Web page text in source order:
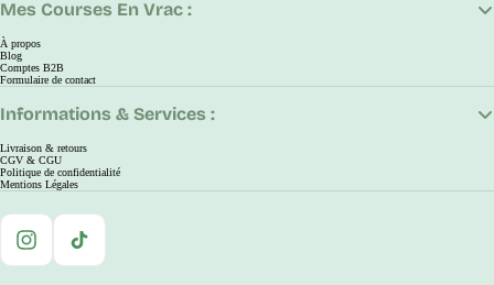
Mes Courses En Vrac :
À propos
Blog
Comptes B2B
Formulaire de contact
Informations & Services :
Livraison & retours
CGV & CGU
Politique de confidentialité
Mentions Légales
Instagram
TikTok